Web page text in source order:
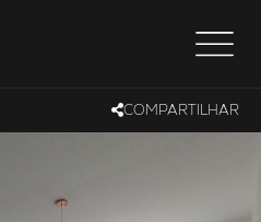
COMPARTILHAR